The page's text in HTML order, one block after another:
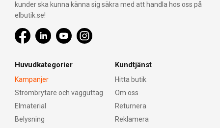
kunder ska kunna känna sig säkra med att handla hos oss på
elbutik.se!
Huvudkategorier
Kampanjer
Strömbrytare och vägguttag
Elmaterial
Belysning
Kundtjänst
Hitta butik
Om oss
Returnera
Reklamera